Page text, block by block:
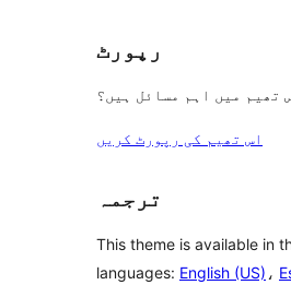
رپورٹ
تھیم میں اہم مسائل ہیں؟
اس تھیم کی رپورٹ کریں
ترجمہ
This theme is available in
languages: English (US) ،